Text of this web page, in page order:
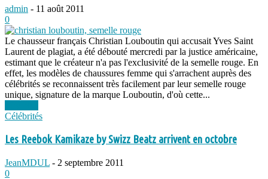
admin - 11 août 2011
0
Le chausseur français Christian Louboutin qui accusait Yves Saint
Laurent de plagiat, a été débouté mercredi par la justice américaine,
estimant que le créateur n'a pas l'exclusivité de la semelle rouge. En
effet, les modèles de chaussures femme qui s'arrachent auprès des
célébrités se reconnaissent très facilement par leur semelle rouge
unique, signature de la marque Louboutin, d'où cette...
Célébrités
Les Reebok Kamikaze by Swizz Beatz arrivent en octobre
JeanMDUL - 2 septembre 2011
0